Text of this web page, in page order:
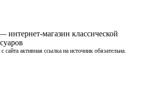
интернет-магазин классической
активная ссылка на источник обязательна.